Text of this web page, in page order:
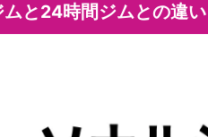
と24時間ジムとの違い